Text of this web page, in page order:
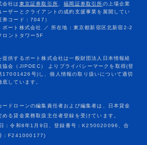
ードローンの編集責任者および編集者は、日本貸金
める貸金業務取扱主任者登録を受けています。
：令和8年1月9日、登録番号：K250020096、合
：F241000177)